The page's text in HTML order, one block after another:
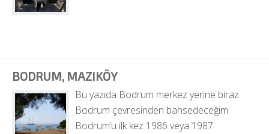
BODRUM, MAZIKÖY
Bu yazıda Bodrum merkez yerine biraz
Bodrum çevresinden bahsedeceğim.
Bodrum’u ilk kez 1986 veya 1987